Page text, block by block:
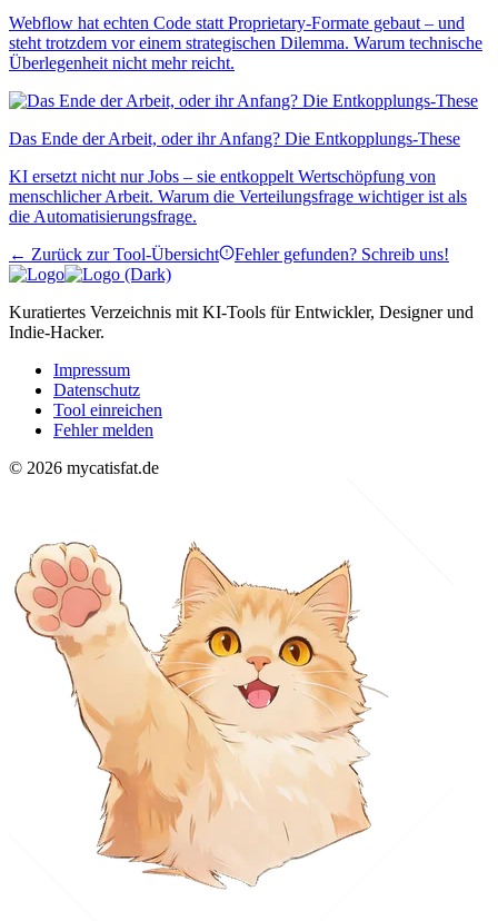
Webflow hat echten Code statt Proprietary-Formate gebaut – und
steht trotzdem vor einem strategischen Dilemma. Warum technische
Überlegenheit nicht mehr reicht.
Das Ende der Arbeit, oder ihr Anfang? Die Entkopplungs-These
KI ersetzt nicht nur Jobs – sie entkoppelt Wertschöpfung von
menschlicher Arbeit. Warum die Verteilungsfrage wichtiger ist als
die Automatisierungsfrage.
← Zurück zur Tool-Übersicht
Fehler gefunden? Schreib uns!
Kuratiertes Verzeichnis mit KI-Tools für Entwickler, Designer und
Indie-Hacker.
Impressum
Datenschutz
Tool einreichen
Fehler melden
© 2026 mycatisfat.de